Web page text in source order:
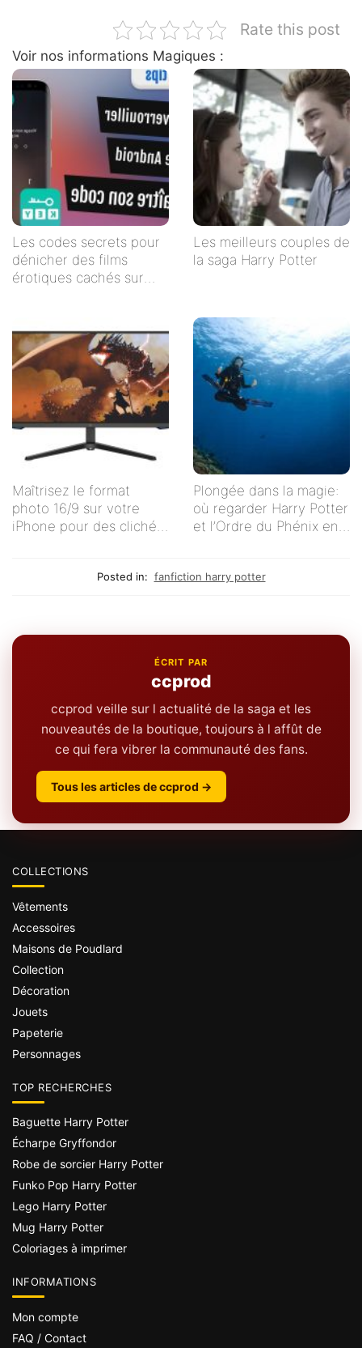
Rate this post
Voir nos informations Magiques :
Les codes secrets pour
dénicher des films
érotiques cachés sur
Les meilleurs couples de
la saga Harry Potter
Maîtrisez le format
photo 16/9 sur votre
iPhone pour des clichés
Plongée dans la magie:
où regarder Harry Potter
et l’Ordre du Phénix en
Posted in: fanfiction harry potter
ÉCRIT PAR
ccprod
ccprod veille sur l actualité de la saga et les
nouveautés de la boutique, toujours à l affût de
ce qui fera vibrer la communauté des fans.
Tous les articles de ccprod →
COLLECTIONS
Vêtements
Accessoires
Maisons de Poudlard
Collection
Décoration
Jouets
Papeterie
Personnages
TOP RECHERCHES
Baguette Harry Potter
Écharpe Gryffondor
Robe de sorcier Harry Potter
Funko Pop Harry Potter
Lego Harry Potter
Mug Harry Potter
Coloriages à imprimer
INFORMATIONS
Mon compte
FAQ / Contact